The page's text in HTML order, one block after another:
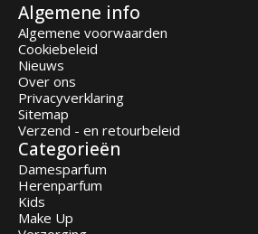
Algemene info
Algemene voorwaarden
Cookiebeleid
Nieuws
Over ons
Privacyverklaring
Sitemap
Verzend - en retourbeleid
Categorieën
Damesparfum
Herenparfum
Kids
Make Up